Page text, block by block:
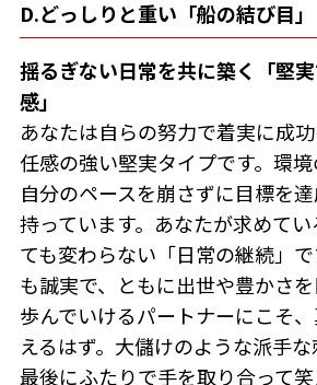
D.どっしりと重い「船の結び目」
揺るぎない日常を共に築く「堅
感」
あなたは自らの努力で着実に成
任感の強い堅実タイプです。環境
自分のペースを崩さずに目標を
持っています。あなたが求めて
ても変わらない「日常の継続」
も誠実で、ともに出世や豊かさ
歩んでいけるパートナーにこそ
えるはず。大儲けのような派手な
最後にふたりで手を取り合って